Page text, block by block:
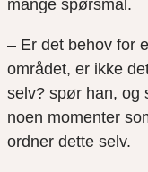
mange spørsmål.
– Er det behov for
området, er ikke
selv? spør han, og
noen momenter
ordner dette selv.